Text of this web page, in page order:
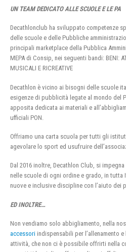
UN TEAM DEDICATO ALLE SCUOLE E LE PA
Decathlonclub ha sviluppato competenze
delle scuole e delle Pubbliche
principali marketplace della Pubblica
MEPA di Consip, nei seguenti bandi: BENI:
MUSICALI E RICREATIVE
Decathlon è vicino ai bisogni delle scuole
esigenze di pubblicità legate al mondo del
apposita dedicata ai materiali e
ufficiali PON.
Offriamo una carta scuola per tutti gli
agevolare lo sport ed usufruire
Dal 2016 inoltre, Decathlon Club, si
nelle scuole di ogni ordine e grado, in tutta
nuove e inclusive discipline con l’aiuto dei
ED INOLTRE…
Non vendiamo solo abbigliamento, nella
accessori indispensabili per l’allenamento
attività, che non ci è possibile offrirti nella